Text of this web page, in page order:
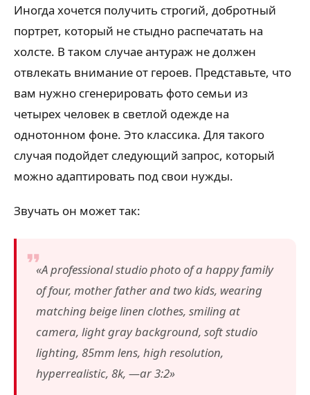
Иногда хочется получить строгий, добротный
портрет, который не стыдно распечатать на
холсте. В таком случае антураж не должен
отвлекать внимание от героев. Представьте, что
вам нужно сгенерировать фото семьи из
четырех человек в светлой одежде на
однотонном фоне. Это классика. Для такого
случая подойдет следующий запрос, который
можно адаптировать под свои нужды.
Звучать он может так:
«A professional studio photo of a happy family
of four, mother father and two kids, wearing
matching beige linen clothes, smiling at
camera, light gray background, soft studio
lighting, 85mm lens, high resolution,
hyperrealistic, 8k, —ar 3:2»